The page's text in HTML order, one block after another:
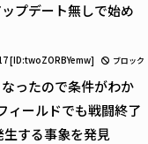
プデート無しで始め
[ID:twoZORBYemw] ブロック
ったので条件がわか
ィールドでも戦闘終了
する事象を発見